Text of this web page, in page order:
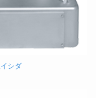
シダ